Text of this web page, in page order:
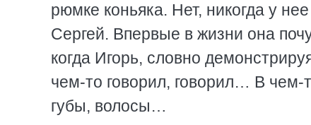
рюмке коньяка. Нет, никогда у
Сергей. Впервые в жизни она
когда Игорь, словно
чем-то говорил, говорил… В
губы, волосы…